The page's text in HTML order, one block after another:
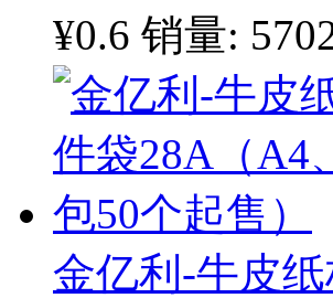
¥0.6 销量:
金亿利-牛皮